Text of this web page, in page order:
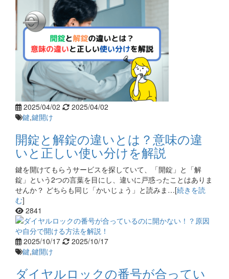
2025/04/02
2025/04/02
鍵,鍵開け
開錠と解錠の違いとは？意味の違
いと正しい使い分けを解説
鍵を開けてもらうサービスを探していて、「開錠」と「解
錠」という2つの言葉を目にし、違いに戸惑ったことはありま
せんか？ どちらも同じ「かいじょう」と読みま…[続きを読
む]
2841
2025/10/17
2025/10/17
鍵,鍵開け
ダイヤルロックの番号が合ってい